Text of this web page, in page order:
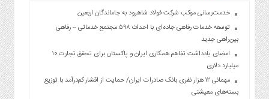
خدمت‌رسانی موکب شرکت فولاد شاهرود به جاماندگان اربعین
توسعه خدمات رفاهی جاده‌ای با احداث ۵۹۸ مجتمع خدماتی – رفاهی
بین‌راهی جدید
امضای یادداشت تفاهم همکاری ایران و پاکستان برای تحقق تجارت ۱۰
میلیارد دلاری
مهمانی ۱۲ هزار نفری بانک صادرات ایران/ حمایت از اقشار کم‌درآمد با توزیع
بسته‌های معیشتی